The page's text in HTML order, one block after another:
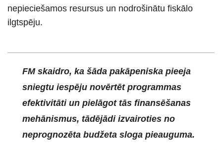
nepieciešamos resursus un nodrošinātu fiskālo
ilgtspēju.
FM skaidro, ka šāda pakāpeniska pieeja
sniegtu iespēju novērtēt programmas
efektivitāti un pielāgot tās finansēšanas
mehānismus, tādējādi izvairoties no
neprognozēta budžeta sloga pieauguma.